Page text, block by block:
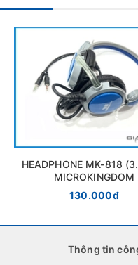
HEADPHONE MK-818
MICROKINGDOM
130.000₫
Thông tin